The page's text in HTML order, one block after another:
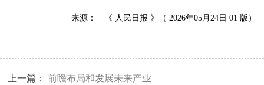
来源： 《 人民日报 》（ 2026年05月24日 01 版）
上一篇：前瞻布局和发展未来产业